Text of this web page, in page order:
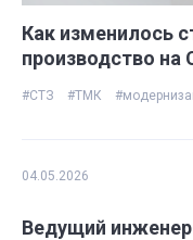
Как изменилось
производство на
#СТЗ #ТМК
04.05.2026
Ведущий